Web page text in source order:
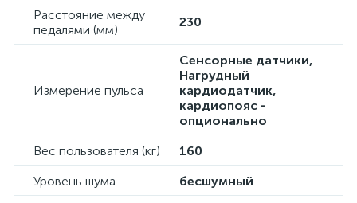
Расстояние между
педалями (мм)
230
Измерение пульса
Сенсорные датчики,
Нагрудный
кардиодатчик,
кардиопояс -
опционально
Вес пользователя (кг)
160
Уровень шума
бесшумный